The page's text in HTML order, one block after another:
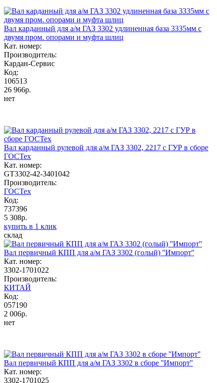
Вал карданный для а/м ГАЗ 3302 удлиненная база 3335мм с
двумя пром. опорами и муфта шлиц
Кат. номер:
Производитель:
Кардан-Сервис
Код:
106513
26 966р.
нет
Вал карданный рулевой для а/м ГАЗ 3302, 2217 с ГУР в сборе
ГОСТех
Кат. номер:
GT3302-42-3401042
Производитель:
ГОСТех
Код:
737396
5 308р.
купить в 1 клик
склад
Вал первичный КПП для а/м ГАЗ 3302 (голый) ''Импорт''
Кат. номер:
3302-1701022
Производитель:
КИТАЙ
Код:
057190
2 006р.
нет
Вал первичный КПП для а/м ГАЗ 3302 в сборе ''Импорт''
Кат. номер:
3302-1701025